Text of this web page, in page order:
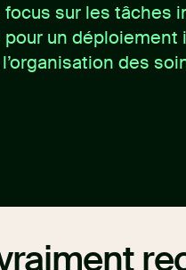
sur les tâches
un
des